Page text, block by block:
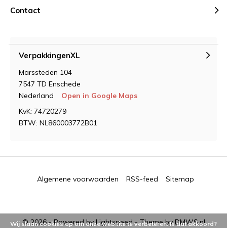
Contact
VerpakkingenXL
Marssteden 104
7547 TD Enschede
Nederland
Open in Google Maps
KvK: 74720279
BTW: NL860003772B01
© 2026 - Powered byLightspeed- Theme byDMWS.nl
Algemene voorwaarden RSS-feed Sitemap
Wij slaan cookies op om onze website te verbeteren. Is dat akkoord?